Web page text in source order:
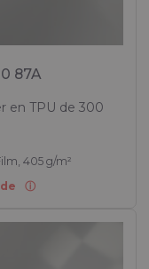
87A
en TPU de 300
405 g/m²